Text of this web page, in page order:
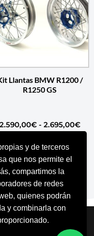
y de terceros
que nos permite el
compartimos la
de redes
quienes podrán
y combinarla con
Llantas BMW R1200 /
R1250 GS
2.590,00€ - 2.695,00€
SELECCIONAR OPCIONES
a WordPress